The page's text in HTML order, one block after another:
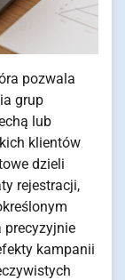
pozwala
grup
lub
klientów
dzieli
rejestracji,
precyzyjnie
kampanii